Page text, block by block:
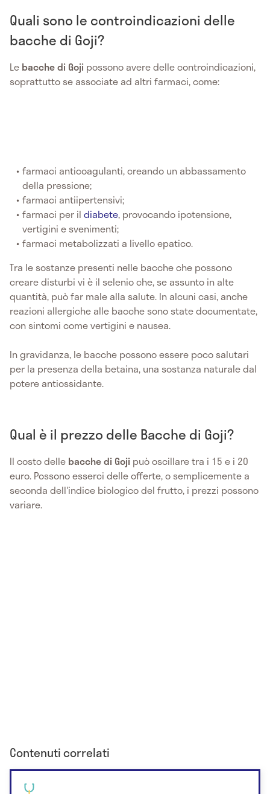
Quali sono le controindicazioni delle
bacche di Goji?
Le bacche di Goji possono avere delle controindicazioni,
soprattutto se associate ad altri farmaci, come:
farmaci anticoagulanti, creando un abbassamento
della pressione;
farmaci antiipertensivi;
farmaci per ildiabete, provocando ipotensione,
vertigini e svenimenti;
farmaci metabolizzati a livello epatico.
Tra le sostanze presenti nelle bacche che possono
creare disturbi vi è il selenio che, se assunto in alte
quantità, può far male alla salute. In alcuni casi, anche
reazioni allergiche alle bacche sono state documentate,
con sintomi come vertigini e nausea.
In gravidanza, le bacche possono essere poco salutari
per la presenza della betaina, una sostanza naturale dal
potere antiossidante.
Qual è il prezzo delle Bacche di Goji?
Il costo delle bacche di Goji può oscillare tra i 15 e i 20
euro. Possono esserci delle offerte, o semplicemente a
seconda dell'indice biologico del frutto, i prezzi possono
variare.
Contenuti correlati